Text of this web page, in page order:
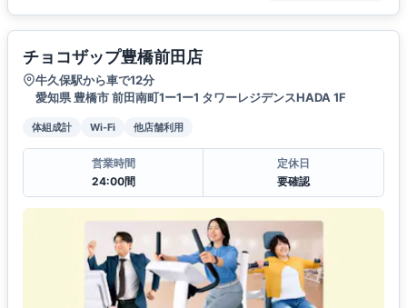
チョコザップ豊橋前田店
牛久保駅から車で12分
愛知県 豊橋市 前田南町1ー1ー1 タワーレジデンスHADA 1F
体組成計 Wi-Fi 他店舗利用
営業時間
24:00間
定休日
要確認